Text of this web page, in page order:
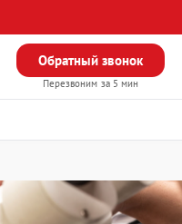
Обратный звонок
Перезвоним за 5 мин